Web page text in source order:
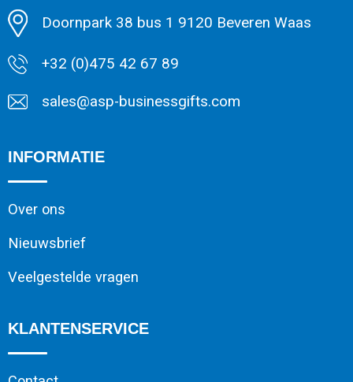
Doornpark 38 bus 1 9120 Beveren Waas
+32 (0)475 42 67 89
sales@asp-businessgifts.com
INFORMATIE
Over ons
Nieuwsbrief
Veelgestelde vragen
KLANTENSERVICE